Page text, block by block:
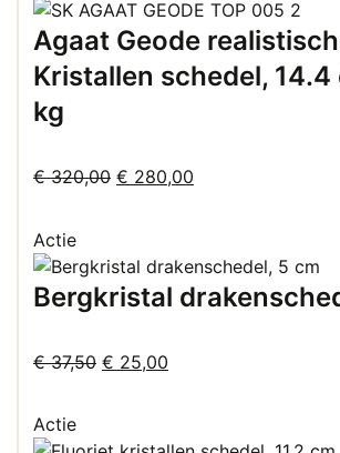
Agaat Geode
Kristallen schedel, 14.4
kg
€320,00 Oorspronkelijke
€ 320,00.
€ 280,00
€ 280,00.
Actie
Bergkristal
€37,50 Oorspronkelijke
€ 37,50.
€ 25,00
€ 25,00.
Actie